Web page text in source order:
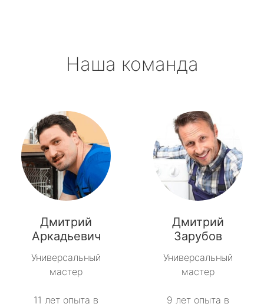
Наша команда
Дмитрий
Аркадьевич
Универсальный
мастер
11 лет опыта в
Дмитрий
Зарубов
Универсальный
мастер
9 лет опыта в